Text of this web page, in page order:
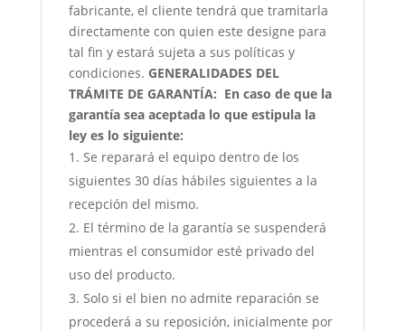
fabricante, el cliente tendrá que tramitarla
directamente con quien este designe para
tal fin y estará sujeta a sus políticas y
condiciones. GENERALIDADES DEL
TRÁMITE DE GARANTÍA: En caso de que la
garantía sea aceptada lo que estipula la
ley es lo siguiente:
Se reparará el equipo dentro de los
siguientes 30 días hábiles siguientes a la
recepción del mismo.
El término de la garantía se suspenderá
mientras el consumidor esté privado del
uso del producto.
Solo si el bien no admite reparación se
procederá a su reposición, inicialmente por